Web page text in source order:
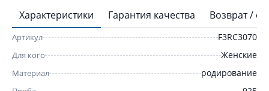
Характеристики Гарантия качества Возврат /
Артикул F3RC3070
Для кого Женские
Материал родирование